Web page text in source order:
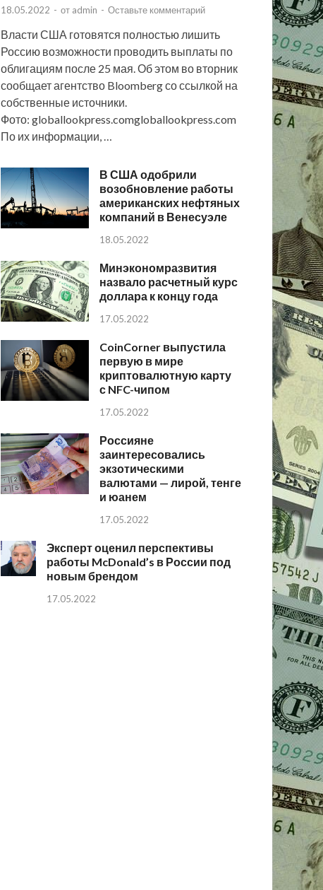
18.05.2022 - от admin - Оставьте комментарий
Власти США готовятся полностью лишить
Россию возможности проводить выплаты по
облигациям после 25 мая. Об этом во вторник
сообщает агентство Bloomberg со ссылкой на
собственные источники.
Фото: globallookpress.comgloballookpress.com
По их информации, …
В США одобрили
возобновление работы
американских нефтяных
компаний в Венесуэле
18.05.2022
Минэкономразвития
назвало расчетный курс
доллара к концу года
17.05.2022
CoinCorner выпустила
первую в мире
криптовалютную карту
с NFC-чипом
17.05.2022
Россияне
заинтересовались
экзотическими
валютами — лирой, тенге
и юанем
17.05.2022
Эксперт оценил перспективы
работы McDonald’s в России под
новым брендом
17.05.2022